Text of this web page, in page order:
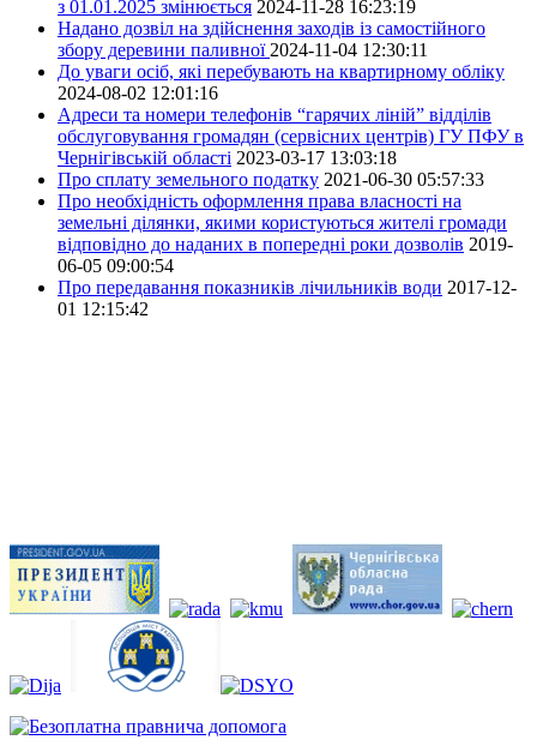
з 01.01.2025 змінюється 2024-11-28 16:23:19
Надано дозвіл на здійснення заходів із самостійного
збору деревини паливної 2024-11-04 12:30:11
До уваги осіб, які перебувають на квартирному обліку
2024-08-02 12:01:16
Адреси та номери телефонів “гарячих ліній” відділів
обслуговування громадян (сервісних центрів) ГУ ПФУ в
Чернігівській області 2023-03-17 13:03:18
Про сплату земельного податку 2021-06-30 05:57:33
Про необхідність оформлення права власності на
земельні ділянки, якими користуються жителі громади
відповідно до наданих в попередні роки дозволів 2019-
06-05 09:00:54
Про передавання показників лічильників води 2017-12-
01 12:15:42